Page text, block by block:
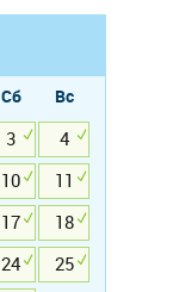
Сб
Вс
3
4
10
11
17
18
24
25